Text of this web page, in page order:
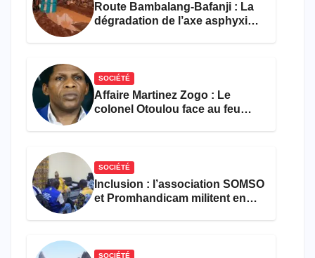
Route Bambalang-Bafanji : La
dégradation de l’axe asphyxie
SOCIÉTÉ
Affaire Martinez Zogo : Le
colonel Otoulou face au feu
SOCIÉTÉ
Inclusion : l’association SOMSO
et Promhandicam militent en
SOCIÉTÉ